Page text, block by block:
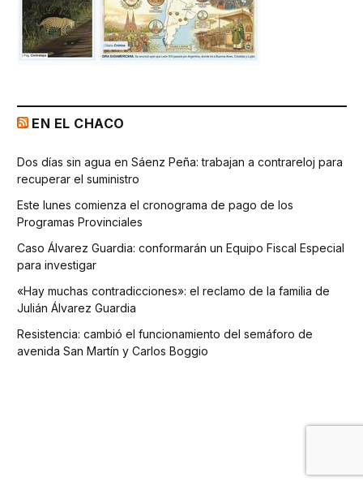
EN EL CHACO
Dos días sin agua en Sáenz Peña: trabajan a contrareloj para
recuperar el suministro
Este lunes comienza el cronograma de pago de los
Programas Provinciales
Caso Álvarez Guardia: conformarán un Equipo Fiscal Especial
para investigar
«Hay muchas contradicciones»: el reclamo de la familia de
Julián Álvarez Guardia
Resistencia: cambió el funcionamiento del semáforo de
avenida San Martín y Carlos Boggio